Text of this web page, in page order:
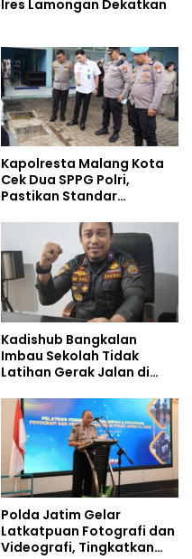
Lamongan Dekatkan
Kapolresta Malang Kota
Cek Dua SPPG Polri,
Pastikan Standar
Pengelolaan Limbah
Berjalan Optimal
Kadishub Bangkalan
Imbau Sekolah Tidak
Latihan Gerak Jalan di
Polda Jatim Gelar
Latkatpuan Fotografi dan
Videografi, Tingkatkan